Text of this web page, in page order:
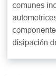
comunes
disipación